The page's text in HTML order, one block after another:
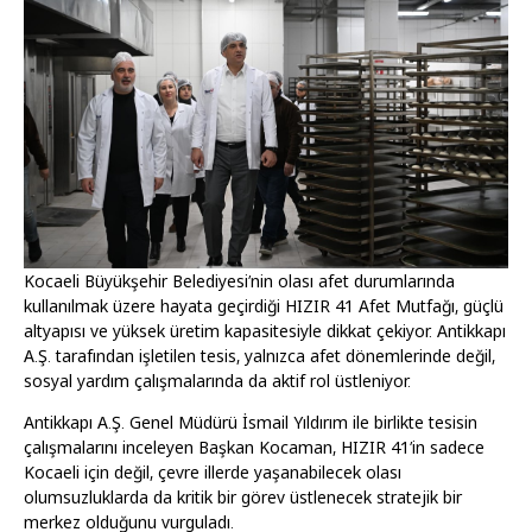
Kocaeli Büyükşehir Belediyesi’nin olası afet durumlarında
kullanılmak üzere hayata geçirdiği HIZIR 41 Afet Mutfağı, güçlü
altyapısı ve yüksek üretim kapasitesiyle dikkat çekiyor. Antikkapı
A.Ş. tarafından işletilen tesis, yalnızca afet dönemlerinde değil,
sosyal yardım çalışmalarında da aktif rol üstleniyor.
Antikkapı A.Ş. Genel Müdürü İsmail Yıldırım ile birlikte tesisin
çalışmalarını inceleyen Başkan Kocaman, HIZIR 41’in sadece
Kocaeli için değil, çevre illerde yaşanabilecek olası
olumsuzluklarda da kritik bir görev üstlenecek stratejik bir
merkez olduğunu vurguladı.